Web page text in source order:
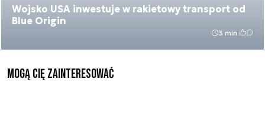
Wojsko USA inwestuje w rakietowy transport od
Blue Origin
3 min.
Mogą Cię zainteresować